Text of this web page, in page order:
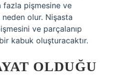
fazla pişmesine ve
neden olur. Nişasta
ve parçalanıp
kabuk oluşturacaktır.
OLDUĞU